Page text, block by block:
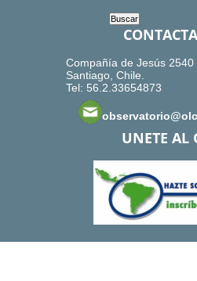
Compañía de Jesús 2540
Santiago, Chile.
Tel: 56.2.33654873
UNETE AL